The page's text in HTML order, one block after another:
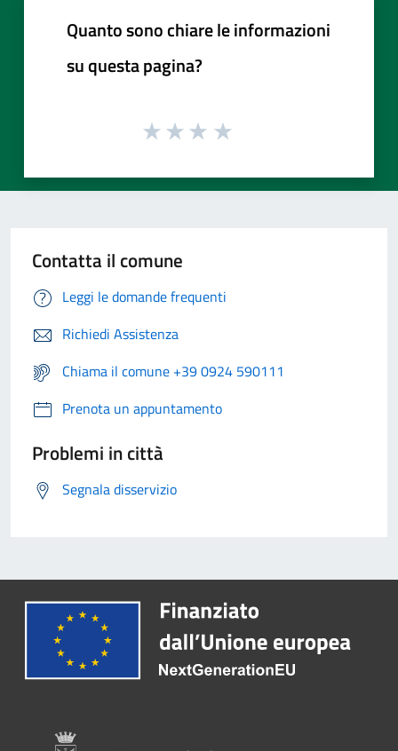
Quanto sono chiare le informazioni
su questa pagina?
Contatta il comune
Leggi le domande frequenti
Richiedi Assistenza
Chiama il comune +39 0924 590111
Prenota un appuntamento
Problemi in città
Segnala disservizio